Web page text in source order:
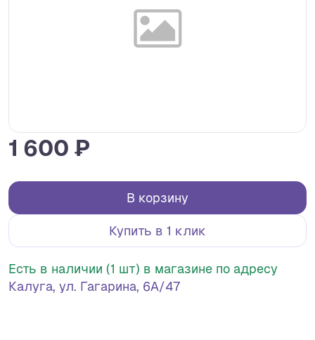
1 600 ₽
В корзину
Купить в 1 клик
Есть в наличии (1 шт) в магазине по адресу
Калуга, ул. Гагарина, 6А/47